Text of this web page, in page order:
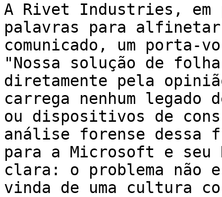
A Rivet Industries, em
palavras para alfinetar
comunicado, um porta-
"Nossa solução de
diretamente pela
carrega nenhum legado
ou dispositivos de
análise forense dessa
para a Microsoft e seu
clara: o problema não
vinda de uma cultura